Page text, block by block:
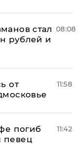
стал
рублей и
08:08
от
11:58
погиб
певец
11:42